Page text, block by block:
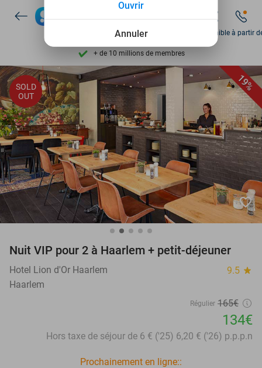
Découvrez + de 15.000 deals
Disponible 7 jours par semaine
+ de 10 millions de membres
9,4 basé sur 205 790 avis
Découvrez + de 15.000 deals
Disponible 7 jours par semaine
+ de 10 millions de membres
Disponible à partir
19%
SOLD
OUT
favorite_border
Nuit VIP pour 2 à Haarlem + petit-déjeuner
Hotel Lion d'Or Haarlem 9.5 star
Haarlem
Régulier 165€
134€
Hors taxe de séjour de 6 € ('25) 6,20 € ('26) p.p.p.n
Prochainement en ligne::
Annuler
Ouvrir